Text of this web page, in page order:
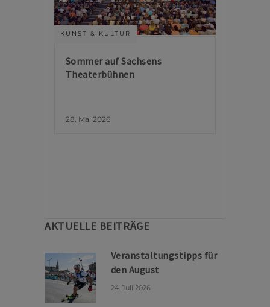
KUNST & KULTUR
Sommer auf Sachsens
Theaterbühnen
28. Mai 2026
AKTUELLE BEITRÄGE
Veranstaltungstipps für
den August
24. Juli 2026